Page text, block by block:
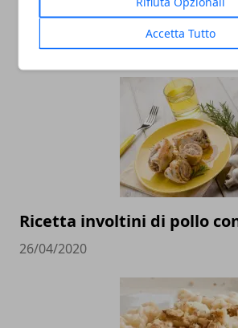
Accetta Tutto
facile
05/05/2020
Ricetta involtini di pollo
26/04/2020